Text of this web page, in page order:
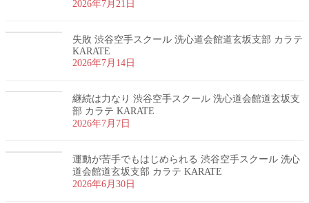
2026年7月21日
失敗 渋谷空手スクール 洗心道会館道玄坂支部 カラテ
KARATE
2026年7月14日
継続は力なり 渋谷空手スクール 洗心道会館道玄坂支
部 カラテ KARATE
2026年7月7日
運動が苦手でもはじめられる 渋谷空手スクール 洗心
道会館道玄坂支部 カラテ KARATE
2026年6月30日